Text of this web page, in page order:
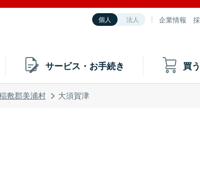
個人 法人 企業情報
サービス・お手続き 買う
敷郡美浦村 大須賀津